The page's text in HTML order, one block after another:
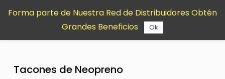
contenido
Tacones de Neopreno
Forma parte de Nuestra Red de Distribuidores Obtén
Grandes Beneficios
Ok